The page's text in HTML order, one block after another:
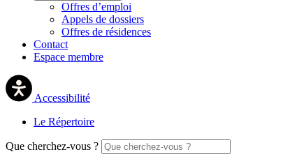
Offres d’emploi
Appels de dossiers
Offres de résidences
Contact
Espace membre
Accessibilité
Le Répertoire
Que cherchez-vous ?